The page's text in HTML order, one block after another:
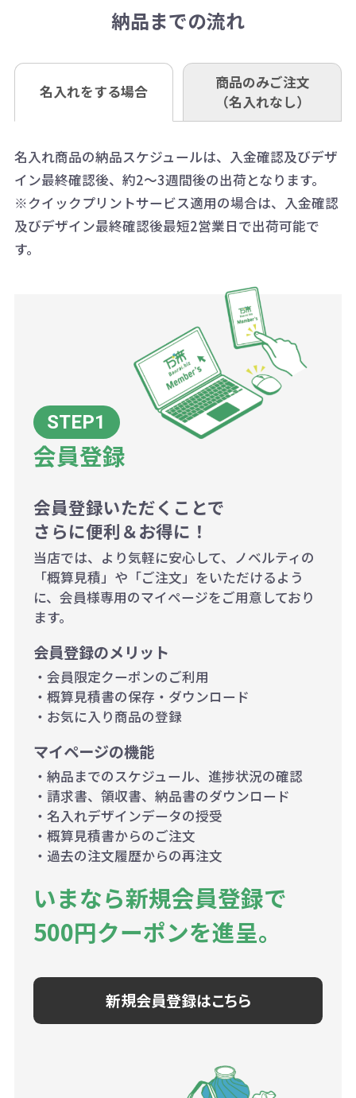
※不良商品は商品到着後7営業日以
お問合せ先
AM10:00～PM5:00（土・日・祝日を
除く平日）
なお、印刷代はボリュームディスカ
同じ版で多くの数量を印刷すると、1
個当たりの印刷代単価がお安くなり
一方、数量が少なく一定数に満たな
い場合は、単価計算ではなく、印刷
代の基本料金を一式頂戴する場合が
ございます。
商品や印刷方法によって異なります
ので、予めご了承ください。
例：200個未満（1式：18,000円）
200個~499個の場合：42円（1個
当たり）
500個~999個の場合：35円（1個
1,000個以上：28円（1個当た
り）
口座名 株式会社モノベーション
※振り込み手数料はお客さま負担と
なりますのでご注意ください。
定しているものもあります。
あれば、午前中までにご注文とご入
金いただければ翌日着でお送りする
お急ぎの場合、ご相談ください。最
大限努力いたします。
き別途申し受けます。
も複数ヶ所への納品の場合、別途送
料頂戴する場合がございます。
詳細はこちらご確認ください。
配送について
納品までの流れ
名入れをする場合
商品のみご注文
（名入れなし）
名入れ商品の納品スケジュールは、入金確認及びデザ
イン最終確認後、約2～3週間後の出荷となります。
※クイックプリントサービス適用の場合は、入金確認
及びデザイン最終確認後最短2営業日で出荷可能で
す。
会員登録
会員登録いただくことで
さらに便利＆お得に！
当店では、より気軽に安心して、ノベルティの
「概算見積」や「ご注文」をいただけるよう
に、会員様専用のマイページをご用意しており
ます。
会員登録のメリット
・会員限定クーポンのご利用
・概算見積書の保存・ダウンロード
・お気に入り商品の登録
マイページの機能
・納品までのスケジュール、進捗状況の確認
・請求書、領収書、納品書のダウンロード
・名入れデザインデータの授受
・概算見積書からのご注文
・過去の注文履歴からの再注文
いまなら新規会員登録で
500円クーポンを進呈。
新規会員登録はこちら